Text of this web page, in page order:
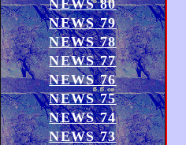
NEWS 80
NEWS 79
NEWS 78
NEWS 77
NEWS 76
NEWS 75
NEWS 74
NEWS 73